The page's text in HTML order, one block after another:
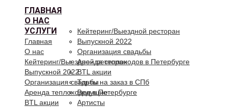
ГЛАВНАЯ
О НАС
УСЛУГИ
Кейтеринг/Выездной ресторан
Выпускной 2022
Организация свадьбы
Аренда теплоходов в Петербурге
BTL акции
Торты на заказ в СПб
Ведущие
Артисты
Главная
О нас
Кейтеринг/Выездной ресторан
Выпускной 2022
Организация свадьбы
Аренда теплоходов в Петербурге
BTL акции